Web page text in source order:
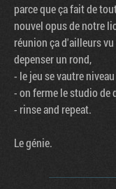
parce que ça fait de
nouvel opus de notre
réunion ça d'ailleurs
depenser un rond,
- le jeu se vautre
- on ferme le studio de
- rinse and repeat.
Le génie.